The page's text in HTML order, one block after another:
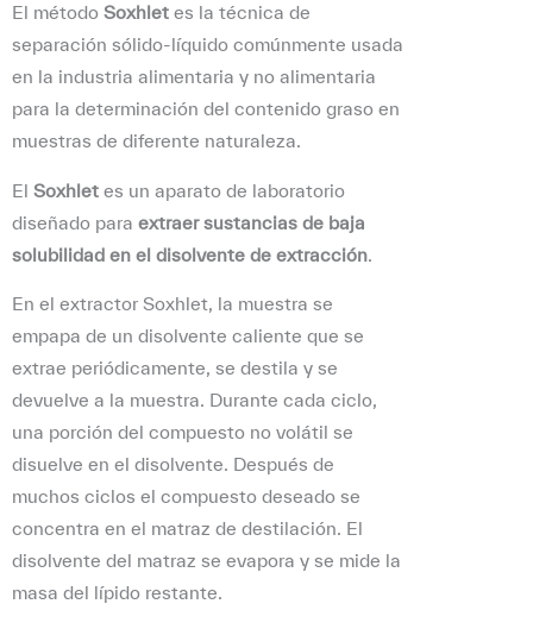
El método Soxhlet es la técnica de
separación sólido-líquido comúnmente usada
en la industria alimentaria y no alimentaria
para la determinación del contenido graso en
muestras de diferente naturaleza.
El Soxhlet es un aparato de laboratorio
diseñado para extraer sustancias de baja
solubilidad en el disolvente de extracción.
En el extractor Soxhlet, la muestra se
empapa de un disolvente caliente que se
extrae periódicamente, se destila y se
devuelve a la muestra. Durante cada ciclo,
una porción del compuesto no volátil se
disuelve en el disolvente. Después de
muchos ciclos el compuesto deseado se
concentra en el matraz de destilación. El
disolvente del matraz se evapora y se mide la
masa del lípido restante.